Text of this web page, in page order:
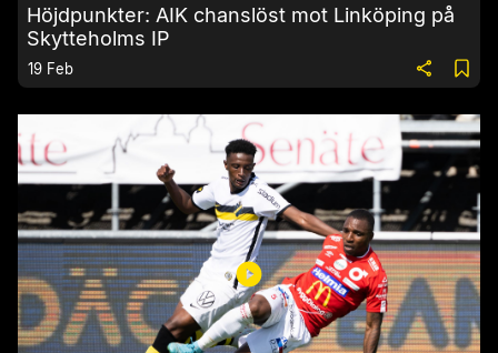
Höjdpunkter: AIK chanslöst mot Linköping på
Skytteholms IP
19 Feb